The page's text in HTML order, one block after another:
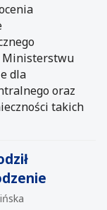
Ministerstwu
dla
oraz
takich